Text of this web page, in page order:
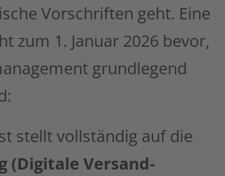
Vorschriften geht. Eine
zum 1. Januar 2026 bevor,
grundlegend
stellt vollständig auf die
(Digitale Versand-